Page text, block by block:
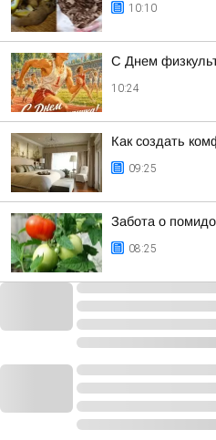
10:10
С Днем
10:24
Как создать
09:25
Забота о
08:25